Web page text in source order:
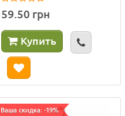
59.50 грн
Купить
Ваша скидка: -19%